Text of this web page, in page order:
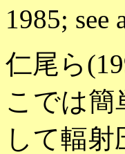
1985; see
仁尾ら
こでは簡
して輻